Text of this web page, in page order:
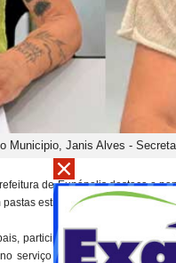
Municipio, Janis Alves -
de Eunápolis destaca o
estratégicas, um marco na
participarão de um bate-
serviço público. Participarão